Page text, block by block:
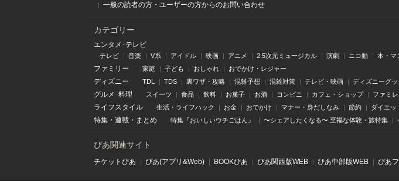
一般の読者の方・ユーザーの方からのお問い合わせ
カテゴリー
エンタメ･テレビ
テレビ 音楽 V系 アイドル 映画 アニメ 2.5次元ミュージカル 演劇 ニコ動 本・マ
ファミリー 家庭 子ども おしゃれ おでかけ・レジャー
ディズニー TDL TDS 裏ワザ・攻略 混雑予想 混雑対策 テレビ・映画 ディズニーグッ
グルメ･料理 スイーツ 食品 飲料 お菓子 お酒 コンビニ カフェ・ショップ ファミレ
ライフスタイル 生活・ライフハック お金 おでかけ マナー・身だしなみ 節約 ダイエッ
特集 ・ 連載 ・ まとめ 特集『おいしいウチごはん』 〜シェアしたくなる〜 至福な体験・旅特集
ぴあ関連サイト
チケットぴあ ぴあ(アプリ&Web) BOOKぴあ ぴあ関⻄版WEB ぴあ中部版WEB ぴあ